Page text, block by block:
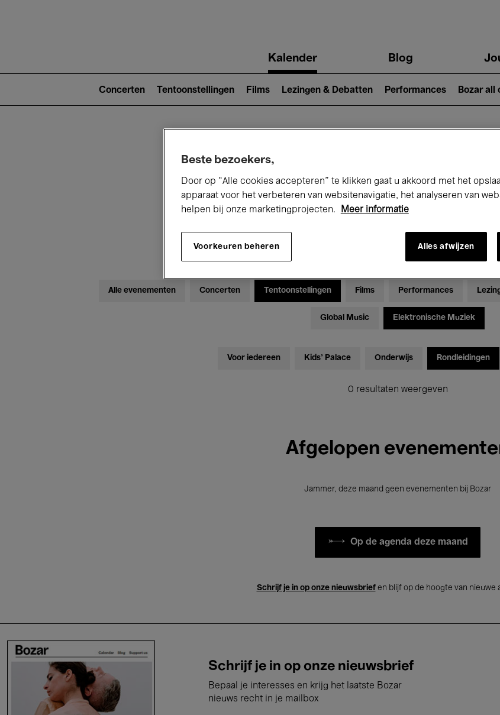
navigationKalender Blog
2)
Concerten Tentoonstellingen Films Lezingen & Debatten Performances Bozar all
Alle evenementen Concerten Tentoonstellingen Films Performances
Global Music Elektronische Muziek
Voor iedereen Kids’ Palace Onderwijs Rondleidingen
0 resultaten weergeven
Afgelopen
Jammer, deze maand geen evenementen bij Bozar
Op de agenda deze maand
Schrijf je in op onze nieuwsbriefen blijf op de hoogte van nieuwe
Schrijf je in op onze nieuwsbrief
Bepaal je interesses en krijg het laatste Bozar
nieuws recht in je mailbox
Beste bezoekers,
Door op “Alle cookies accepteren” te klikken gaat u akkoord met het
apparaat voor het verbeteren van websitenavigatie, het analyseren van
helpen bij onze marketingprojecten.
Meer informatie
Voorkeuren beheren Alles afwijzen